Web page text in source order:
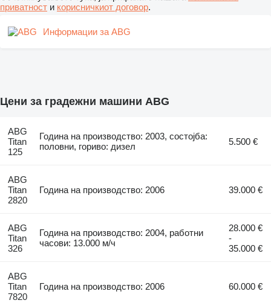
приватност и корисничкиот договор.
Информации за ABG
Цени за градежни машини ABG
ABG
Titan
125
Година на производство: 2003, состојба:
половни, гориво: дизел
5.500 €
ABG
Titan
2820
Година на производство: 2006 39.000 €
ABG
Titan
326
Година на производство: 2004, работни
часови: 13.000 м/ч
28.000 €
-
35.000 €
ABG
Titan
7820
Година на производство: 2006 60.000 €